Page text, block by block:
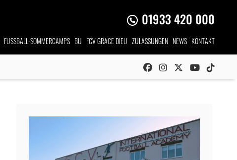
01933 420 000
FUSSBALL-SOMMERCAMPS BU FCV GRACE DIEU ZULASSUNGEN NEWS KONTAKT